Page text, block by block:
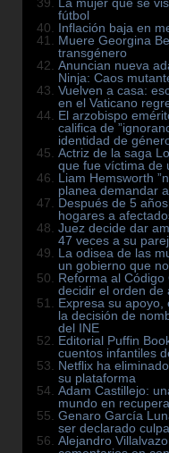
La mujer que se
fútbol
Inflación baja en
Muere Georgina
transgénero
Anuncian nueva
Ninja: Caos
Vuelven a casa:
en el Vaticano
El arzobispo
califica de
identidad de
Actriz de la saga
que fue víctima de
Liam Hemsworth
planea demandar
Después de 5
hogares a
Juez decide dar
47 veces a su
La odisea de las
un gobierno que
Reforma al
decidir el orden de
Expresa su apoyo,
la decisión de
del INE
Editorial Puffin
cuentos infantiles
Netflix ha
su plataforma
Adam Castillejo:
mundo en
Genaro García
ser declarado
Alejandro